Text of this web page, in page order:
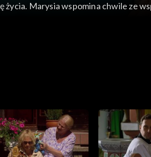
Marysia wspomina chwile ze